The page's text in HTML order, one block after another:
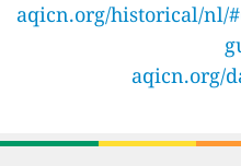
aqicn.org/historical/nl/
aqicn.org/